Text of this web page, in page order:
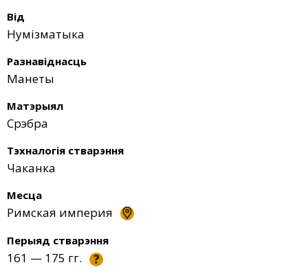
Від
Нумізматыка
Разнавіднасць
Манеты
Матэрыял
Срэбра
Тэхналогія стварэння
Чаканка
Месца
Римская империя
Перыяд стварэння
161 — 175 гг. ?